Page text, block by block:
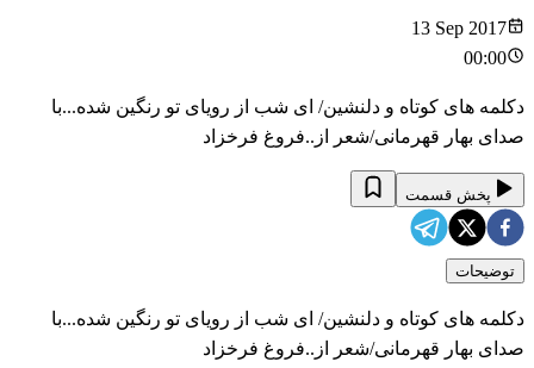
13 Sep 2017
00:00
دکلمه های کوتاه و دلنشین/ ای شب از رویای تو رنگین شده‬‎...با
صدای بهار قهرمانی/شعر از..فروغ فرخزاد
پخش قسمت
توضیحات
دکلمه های کوتاه و دلنشین/ ای شب از رویای تو رنگین شده‬‎...با
صدای بهار قهرمانی/شعر از..فروغ فرخزاد